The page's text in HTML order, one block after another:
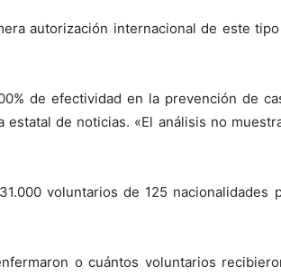
autorización internacional de este
de efectividad en la prevención de
de noticias. «El análisis no
voluntarios de 125 nacionalidades
o cuántos voluntarios